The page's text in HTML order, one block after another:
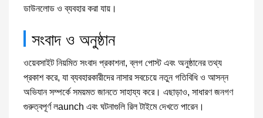
ডাউনলোড ও ব্যবহার করা যায়।
সংবাদ ও অনুষ্ঠান
ওয়েবসাইট নিয়মিত সংবাদ প্রকাশনা, ব্লগ পোস্ট এবং অনুষ্ঠানের তথ্য
প্রকাশ করে, যা ব্যবহারকারীদের নাসার সবচেয়ে নতুন গতিবিধি ও আসন্ন
অভিযান সম্পর্কে সময়মত জানতে সাহায্য করে। এছাড়াও, সাধারণ জনগণ
গুরুত্বপূর্ণ লaunch এবং ঘটনাগুলি রিল টাইমে দেখতে পারেন।